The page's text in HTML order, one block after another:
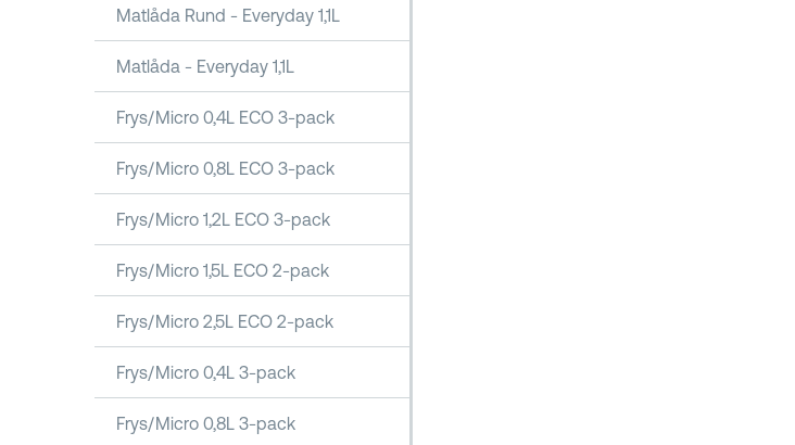
Matlåda Rund - Everyday 1,1L
Matlåda - Everyday 1,1L
Frys/Micro 0,4L ECO 3-pack
Frys/Micro 0,8L ECO 3-pack
Frys/Micro 1,2L ECO 3-pack
Frys/Micro 1,5L ECO 2-pack
Frys/Micro 2,5L ECO 2-pack
Frys/Micro 0,4L 3-pack
Frys/Micro 0,8L 3-pack